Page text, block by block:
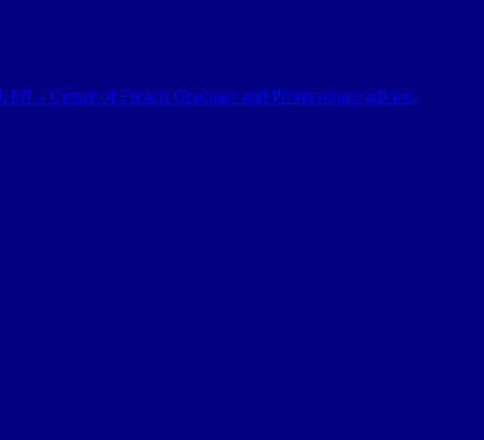
– Centre of French Graduate and Postgraduate advice,